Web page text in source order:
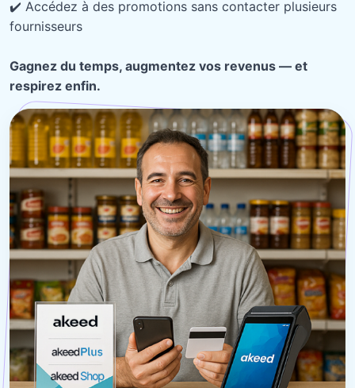
✔️ Accédez à des promotions sans contacter plusieurs
fournisseurs
Gagnez du temps, augmentez vos revenus — et
respirez enfin.